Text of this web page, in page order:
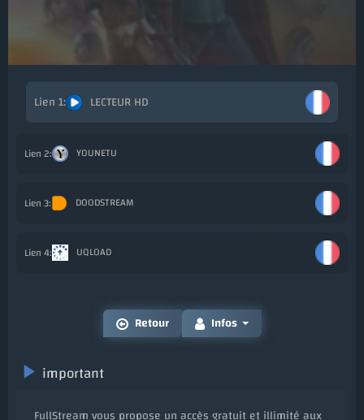
LECTEUR HD
YOUNETU
DOODSTREAM
UQLOAD
Retour Infos
important